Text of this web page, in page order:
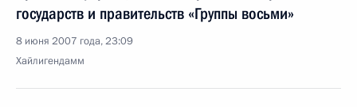
государств и правительств «Группы восьми»
8 июня 2007 года, 23:09
Хайлигендамм